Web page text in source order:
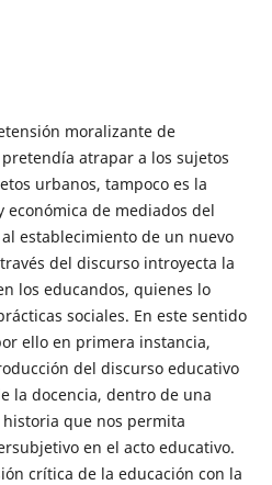
moralizante de
atrapar a los sujetos
urbanos, tampoco es la
de mediados del
establecimiento de un nuevo
del discurso introyecta la
los educandos, quienes lo
sociales. En este sentido
ello en primera instancia,
del discurso educativo
la docencia, dentro de una
que nos permita
en el acto educativo.
crítica de la educación con la